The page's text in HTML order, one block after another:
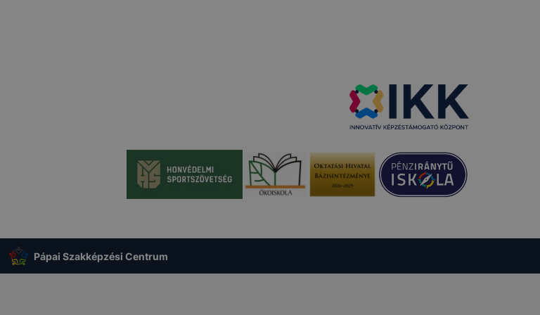
Pápai Szakképzési Centrum
a cookie-k célja honlapunk használhatóságának és
vagy lehetővé tétele, a cookie-k alkalmazásának
által előfordulhat, hogy felhasználóink nem
böngészőjében.